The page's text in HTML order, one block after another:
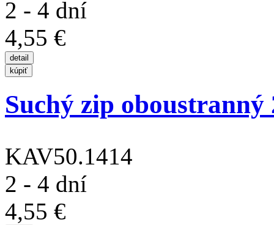
2 - 4 dní
4,55 €
Suchý zip oboustranný
KAV50.1414
2 - 4 dní
4,55 €